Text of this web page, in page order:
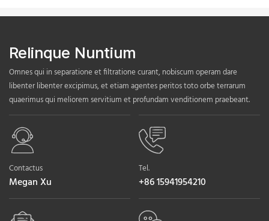
Relinque Nuntium
Omnes qui in separatione et filtratione curant, nobiscum operam dare
libenter libenter excipimus, et etiam agentes peritos toto orbe terrarum
quaerimus qui meliorem servitium et profundam venditionem praebeant.
Contactus
Megan Xu
Tel.
+86 15941954210